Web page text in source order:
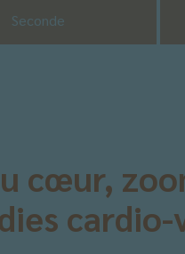
Seconde
cœur,
cardio-